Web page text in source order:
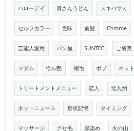
ハローデイ 資さんうどん スキバサミ
セルフカラー 色味 前髪 Chrome
芸能人愛用 パン屋 SUNTEC ご褒美
マダム ウル艶 縮毛 ボブ ネット
トリートメントメニュー 恋人 北九州
ネットニュース 形状記憶 タイミング
マッサージ クセ毛 黒染め 火の山